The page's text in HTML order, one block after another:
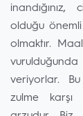
olduğu
olmaktır.
veriyorlar.
zulme karşı